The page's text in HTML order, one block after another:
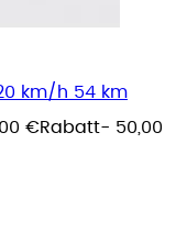
20 km/h 54 km
€Rabatt- 50,00